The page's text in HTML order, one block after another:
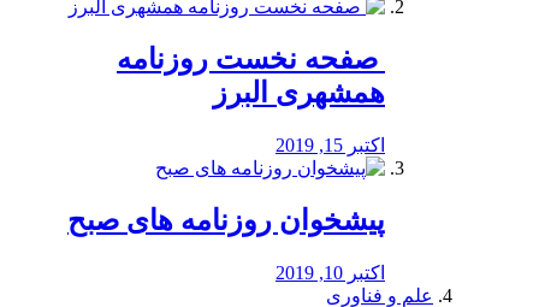
️ صفحه نخست روزنامه‌
همشهری البرز
اکتبر 15, 2019
پیشخوان روزنامه های صبح
اکتبر 10, 2019
علم و فناوری